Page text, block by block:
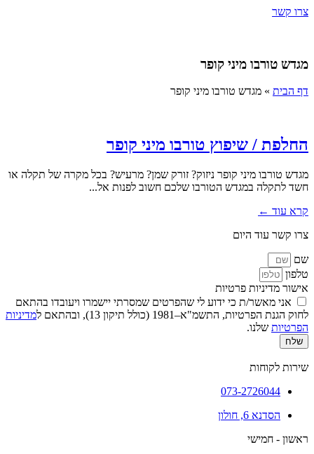
צרו קשר
מגדש טורבו מיני קופר
דף הבית » מגדש טורבו מיני קופר
החלפת / שיפוץ טורבו מיני קופר
מגדש טורבו מיני קופר ניזוק? זורק שמן? מרעיש? בכל מקרה של תקלה או
חשד לתקלה במגדש הטורבו שלכם חשוב לפנות אל...
קרא עוד ←
צרו קשר עוד היום
שם
טלפון
אישור מדיניות פרטיות
אני מאשר/ת כי ידוע לי שהפרטים שמסרתי יישמרו ויעובדו בהתאם
לחוק הגנת הפרטיות, התשמ"א–1981 (כולל תיקון 13), ובהתאם ל
מדיניות
הפרטיות שלנו.
שלח
שירות לקוחות
073-2726044
הסדנא 6, חולון
ראשון - חמישי